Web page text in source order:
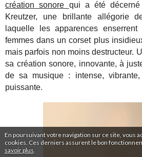
En poursuivant votre navigation sur ce site, vous
cookies. Ces derniers assurent le bon
savoir plus
création sonore qui a été
Kreutzer, une brillante allégorie
laquelle les apparences
femmes dans un corset plus
mais parfois non moins destructeur.
sa création sonore, innovante, à
de sa musique : intense, vibrante,
puissante.